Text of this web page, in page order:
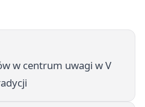
w centrum uwagi w V